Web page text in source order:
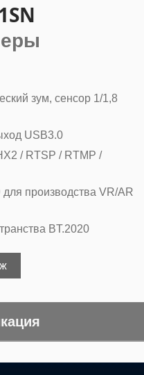
зум, сенсор 1/1,8
USB3.0
/ RTSP / RTMP /
производства VR/AR
BT.2020